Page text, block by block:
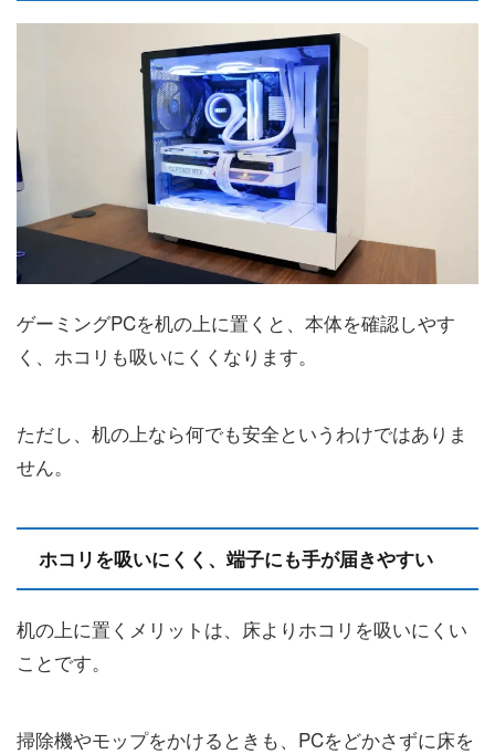
ゲーミングPCを机の上に置くと、本体を確認しやす
く、ホコリも吸いにくくなります。
ただし、机の上なら何でも安全というわけではありま
せん。
ホコリを吸いにくく、端子にも手が届きやすい
机の上に置くメリットは、床よりホコリを吸いにくい
ことです。
掃除機やモップをかけるときも、PCをどかさずに床を